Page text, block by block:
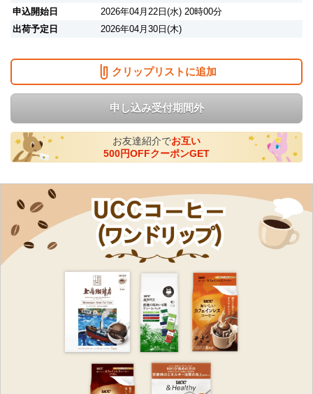
申込開始日
2026年04月22日(水) 20時00分
出荷予定日
2026年04月30日(木)
クリップリストに追加
申し込み受付期間外
お友達紹介でお互い
500円OFFクーポンGET